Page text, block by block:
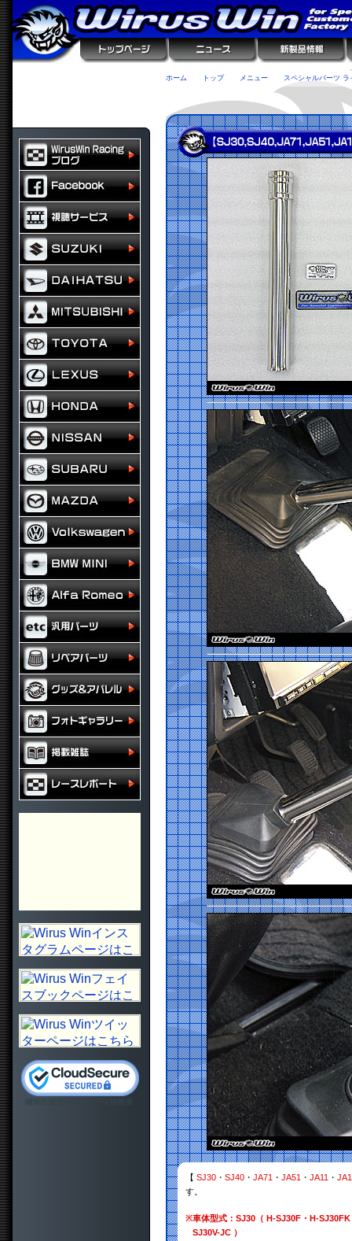
ホーム トップ メニュー スペシャルパーツ ラ
【 SJ30 ・ SJ40 ・ JA71 ・ JA51 ・ JA11 ・
す。
※車体型式：SJ30（ H-SJ30F・H-
SJ30V-JC ）